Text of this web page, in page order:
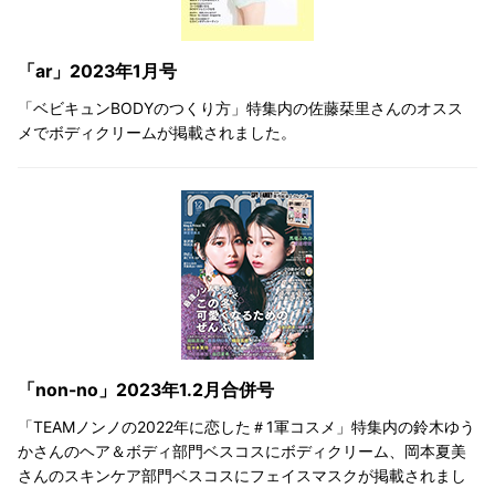
「ar」2023年1月号
「ベビキュンBODYのつくり方」特集内の佐藤栞里さんのオスス
メでボディクリームが掲載されました。
「non-no」2023年1.2月合併号
「TEAMノンノの2022年に恋した＃1軍コスメ」特集内の鈴木ゆう
かさんのヘア＆ボディ部門ベスコスにボディクリーム、岡本夏美
さんのスキンケア部門ベスコスにフェイスマスクが掲載されまし